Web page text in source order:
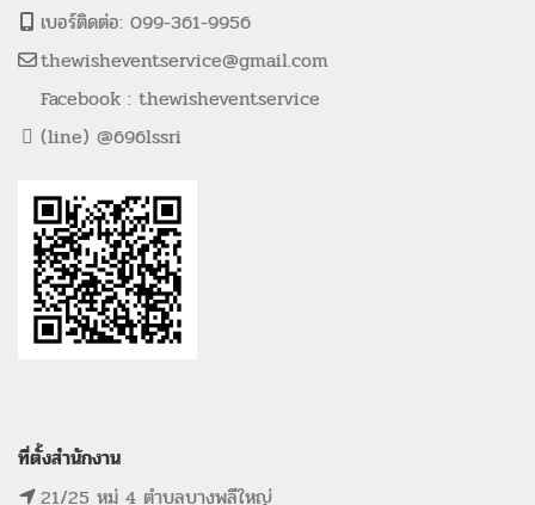
เบอร์ติดต่อ: 099-361-9956
thewisheventservice@gmail.com
Facebook : thewisheventservice
(line) @696lssri
ที่ตั้งสำนักงาน
21/25 หมู่ 4 ตำบลบางพลีใหญ่